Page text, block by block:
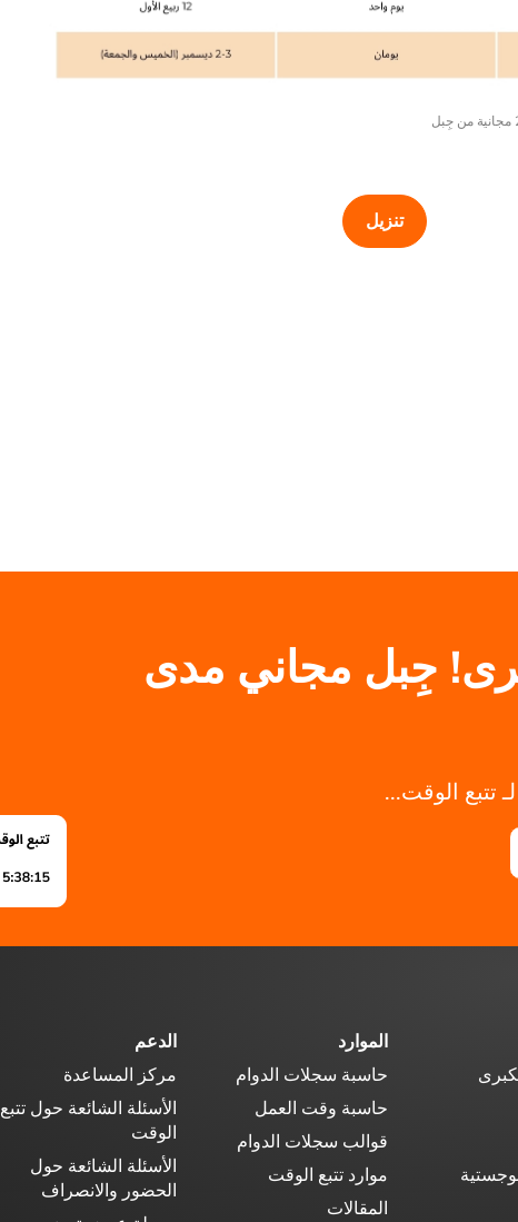
تنزيل
جِبل مجاني مدى
تتبع الوقت...
الموارد
حاسبة سجلات الدوام
حاسبة وقت العمل
قوالب سجلات الدوام
موارد تتبع الوقت
المقالات
الدعم
مركز المساعدة
الأسئلة الشائعة حول تتبع
الوقت
الأسئلة الشائعة حول
الحضور والانصراف